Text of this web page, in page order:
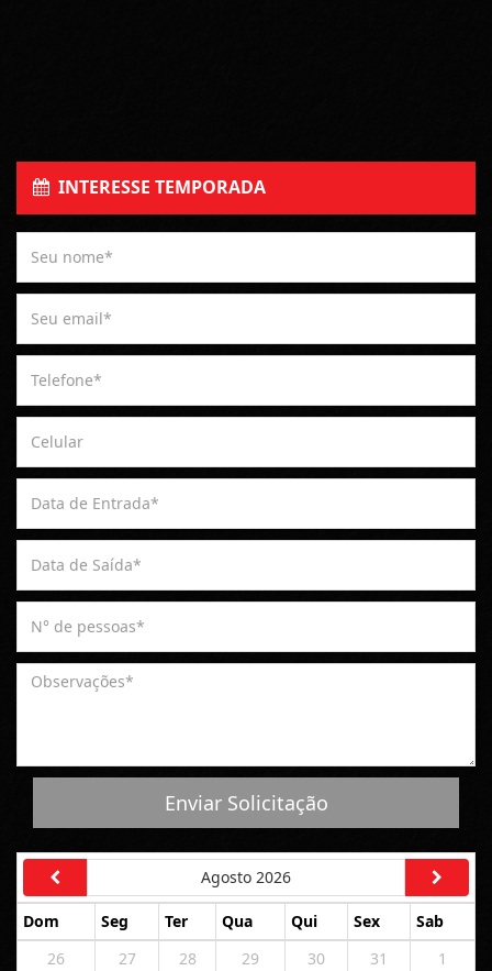
INTERESSE TEMPORADA
Enviar Solicitação
Agosto 2026
Dom Seg Ter Qua Qui Sex
Sab
26
27 28 29 30 31
1